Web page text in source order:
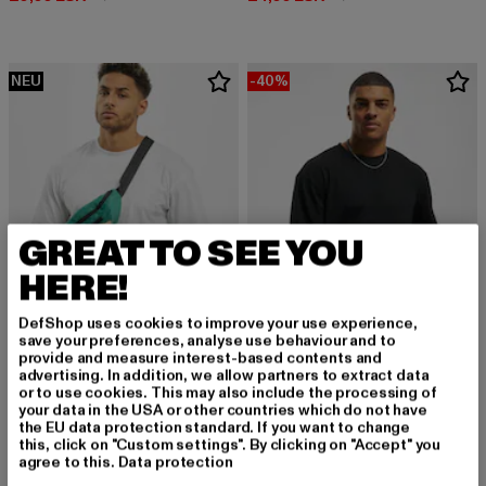
NEU
URBAN CLASSICS
Tall Tee L/S
19,99 EUR
Derzeitiger Preis: 19,99 EUR
-40%
URBAN CLASSICS
Boxy Heavy
17,99 EUR
Derzeitiger Preis: 17,99 EUR
29,99 EURAktionspreis:
GREAT TO SEE YOU
HERE!
DefShop uses cookies to improve your use experience,
save your preferences, analyse use behaviour and to
provide and measure interest-based contents and
advertising. In addition, we allow partners to extract data
or to use cookies. This may also include the processing of
your data in the USA or other countries which do not have
the EU data protection standard. If you want to change
this, click on "Custom settings". By clicking on "Accept" you
agree to this. Data protection